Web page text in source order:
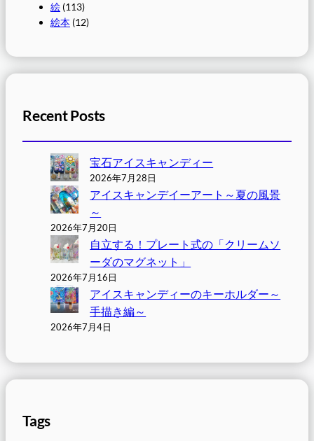
絵 (113)
絵本 (12)
Recent Posts
宝石アイスキャンディー
2026年7月28日
アイスキャンデイーアート～夏の風景
～
2026年7月20日
自立する！プレート式の「クリームソ
ーダのマグネット」
2026年7月16日
アイスキャンディーのキーホルダー～
手描き編～
2026年7月4日
Tags